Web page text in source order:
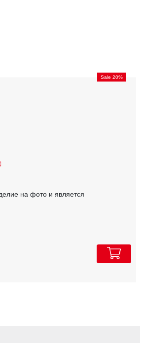
Sale 20%
на фото и является